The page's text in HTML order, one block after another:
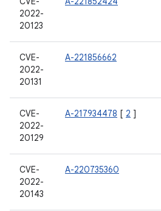
2022-
20123
CVE-
2022-
20131
А-221856662
CVE-
2022-
20129
А-217934478 [ 2 ]
CVE-
2022-
20143
А-220735360